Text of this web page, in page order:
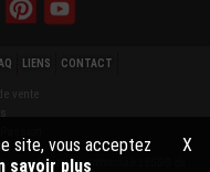
LIENS CONTACT
vente
par la marque commerciale LEGO® du
site, vous acceptez
savoir plus
X